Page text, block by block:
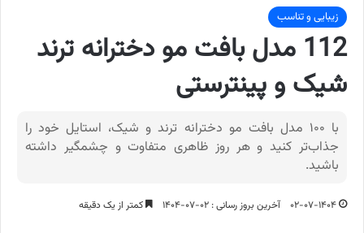
زیبایی و تناسب
112 مدل بافت مو دخترانه ترند
شیک و پینترستی
با ۱۰۰ مدل بافت مو دخترانه ترند و شیک، استایل خود را
جذاب‌تر کنید و هر روز ظاهری متفاوت و چشمگیر داشته
باشید.
۰۲-۰۷-۱۴۰۴ آخرین بروز رسانی : ۰۲-۰۷-۱۴۰۴ کمتر از یک دقیقه